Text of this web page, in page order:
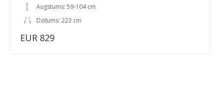
Augstums: 59-104 cm
Dziļums: 223 cm
EUR 829